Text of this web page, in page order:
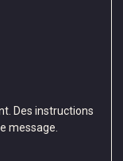
Des instructions
message.